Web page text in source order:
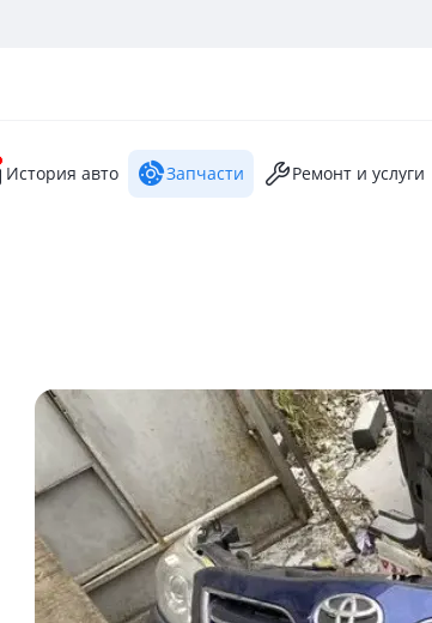
История авто Запчасти Ремонт и услуги